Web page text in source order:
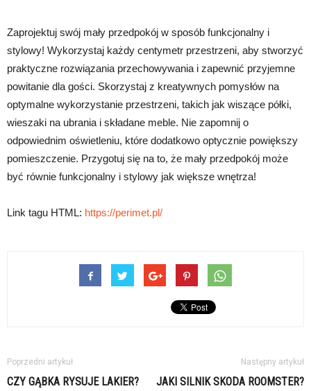
Zaprojektuj swój mały przedpokój w sposób funkcjonalny i
stylowy! Wykorzystaj każdy centymetr przestrzeni, aby stworzyć
praktyczne rozwiązania przechowywania i zapewnić przyjemne
powitanie dla gości. Skorzystaj z kreatywnych pomysłów na
optymalne wykorzystanie przestrzeni, takich jak wiszące półki,
wieszaki na ubrania i składane meble. Nie zapomnij o
odpowiednim oświetleniu, które dodatkowo optycznie powiększy
pomieszczenie. Przygotuj się na to, że mały przedpokój może
być równie funkcjonalny i stylowy jak większe wnętrza!
Link tagu HTML: https://perimet.pl/
Poprzedni artykuł
CZY GĄBKA RYSUJE LAKIER?
Następny artykuł
JAKI SILNIK SKODA ROOMSTER?